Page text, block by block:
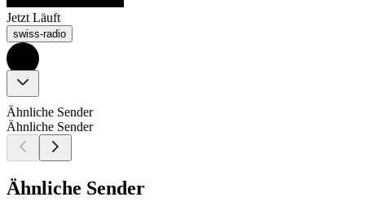
Jetzt Läuft
swiss-radio
Ähnliche Sender
Ähnliche Sender
Ähnliche Sender